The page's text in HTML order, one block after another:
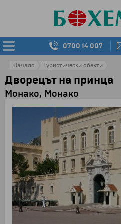
0700 14 007
Начало Туристически обекти
Дворецът на принца
Монако, Монако